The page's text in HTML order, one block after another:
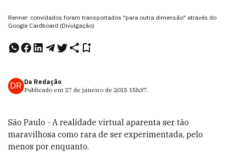
Renner: convidados foram transportados "para outra dimensão" através do
Google Cardboard (Divulgação)
DR Da Redação
Publicado em 27 de janeiro de 2015 15h37.
São Paulo - A realidade virtual aparenta ser tão
maravilhosa como rara de ser experimentada, pelo
menos por enquanto.